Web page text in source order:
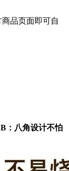
商品页面即可自
：八角设计不怕